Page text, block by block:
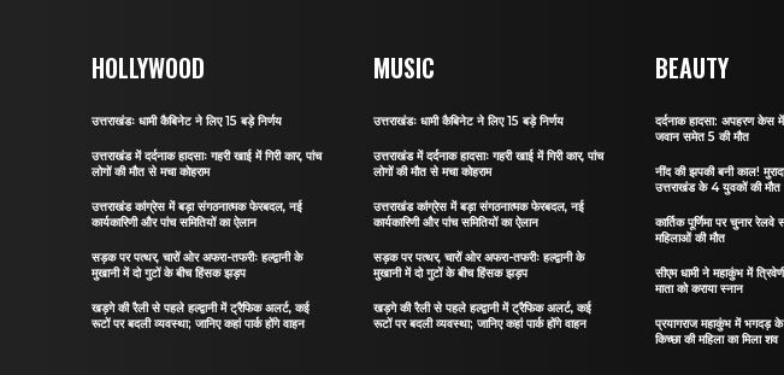
HOLLYWOOD
उत्तराखंडः धामी कैबिनेट ने लिए 15 बड़े निर्णय
उत्तराखंड में दर्दनाक हादसाः गहरी खाई में गिरी कार, पांच
लोगों की मौत से मचा कोहराम
उत्तराखंड कांग्रेस में बड़ा संगठनात्मक फेरबदल, नई
कार्यकारिणी और पांच समितियों का ऐलान
सड़क पर पत्थर, चारों ओर अफरा-तफरीः हल्द्वानी के
मुखानी में दो गुटों के बीच हिंसक झड़प
खड़गे की रैली से पहले हल्द्वानी में ट्रैफिक अलर्ट, कई
रूटों पर बदली व्यवस्था; जानिए कहां पार्क होंगे वाहन
MUSIC
उत्तराखंडः धामी कैबिनेट ने लिए 15 बड़े निर्णय
उत्तराखंड में दर्दनाक हादसाः गहरी खाई में गिरी कार, पांच
लोगों की मौत से मचा कोहराम
उत्तराखंड कांग्रेस में बड़ा संगठनात्मक फेरबदल, नई
कार्यकारिणी और पांच समितियों का ऐलान
सड़क पर पत्थर, चारों ओर अफरा-तफरीः हल्द्वानी के
मुखानी में दो गुटों के बीच हिंसक झड़प
खड़गे की रैली से पहले हल्द्वानी में ट्रैफिक अलर्ट, कई
रूटों पर बदली व्यवस्था; जानिए कहां पार्क होंगे वाहन
BEAUTY
दर्दनाक हादसा: अपहरण केस
जवान समेत 5 की मौत
नींद की झपकी बनी काल!
उत्तराखंड के 4 युवकों की मौत
कार्तिक पूर्णिमा पर चुनार
महिलाओं की मौत
सीएम धामी ने महाकुंभ में
माता को कराया स्नान
प्रयागराज महाकुंभ में भगदड़ के
किच्छा की महिला का मिला शव